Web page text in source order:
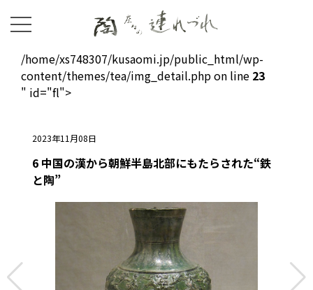
/home/xs748307/kusaomi.jp/public_html/wp-
content/themes/tea/img_detail.php on line 23
" id="fl">
2023年11月08日
6 中国の漢から朝鮮半島北部にもたらされた“鉄
と陶”